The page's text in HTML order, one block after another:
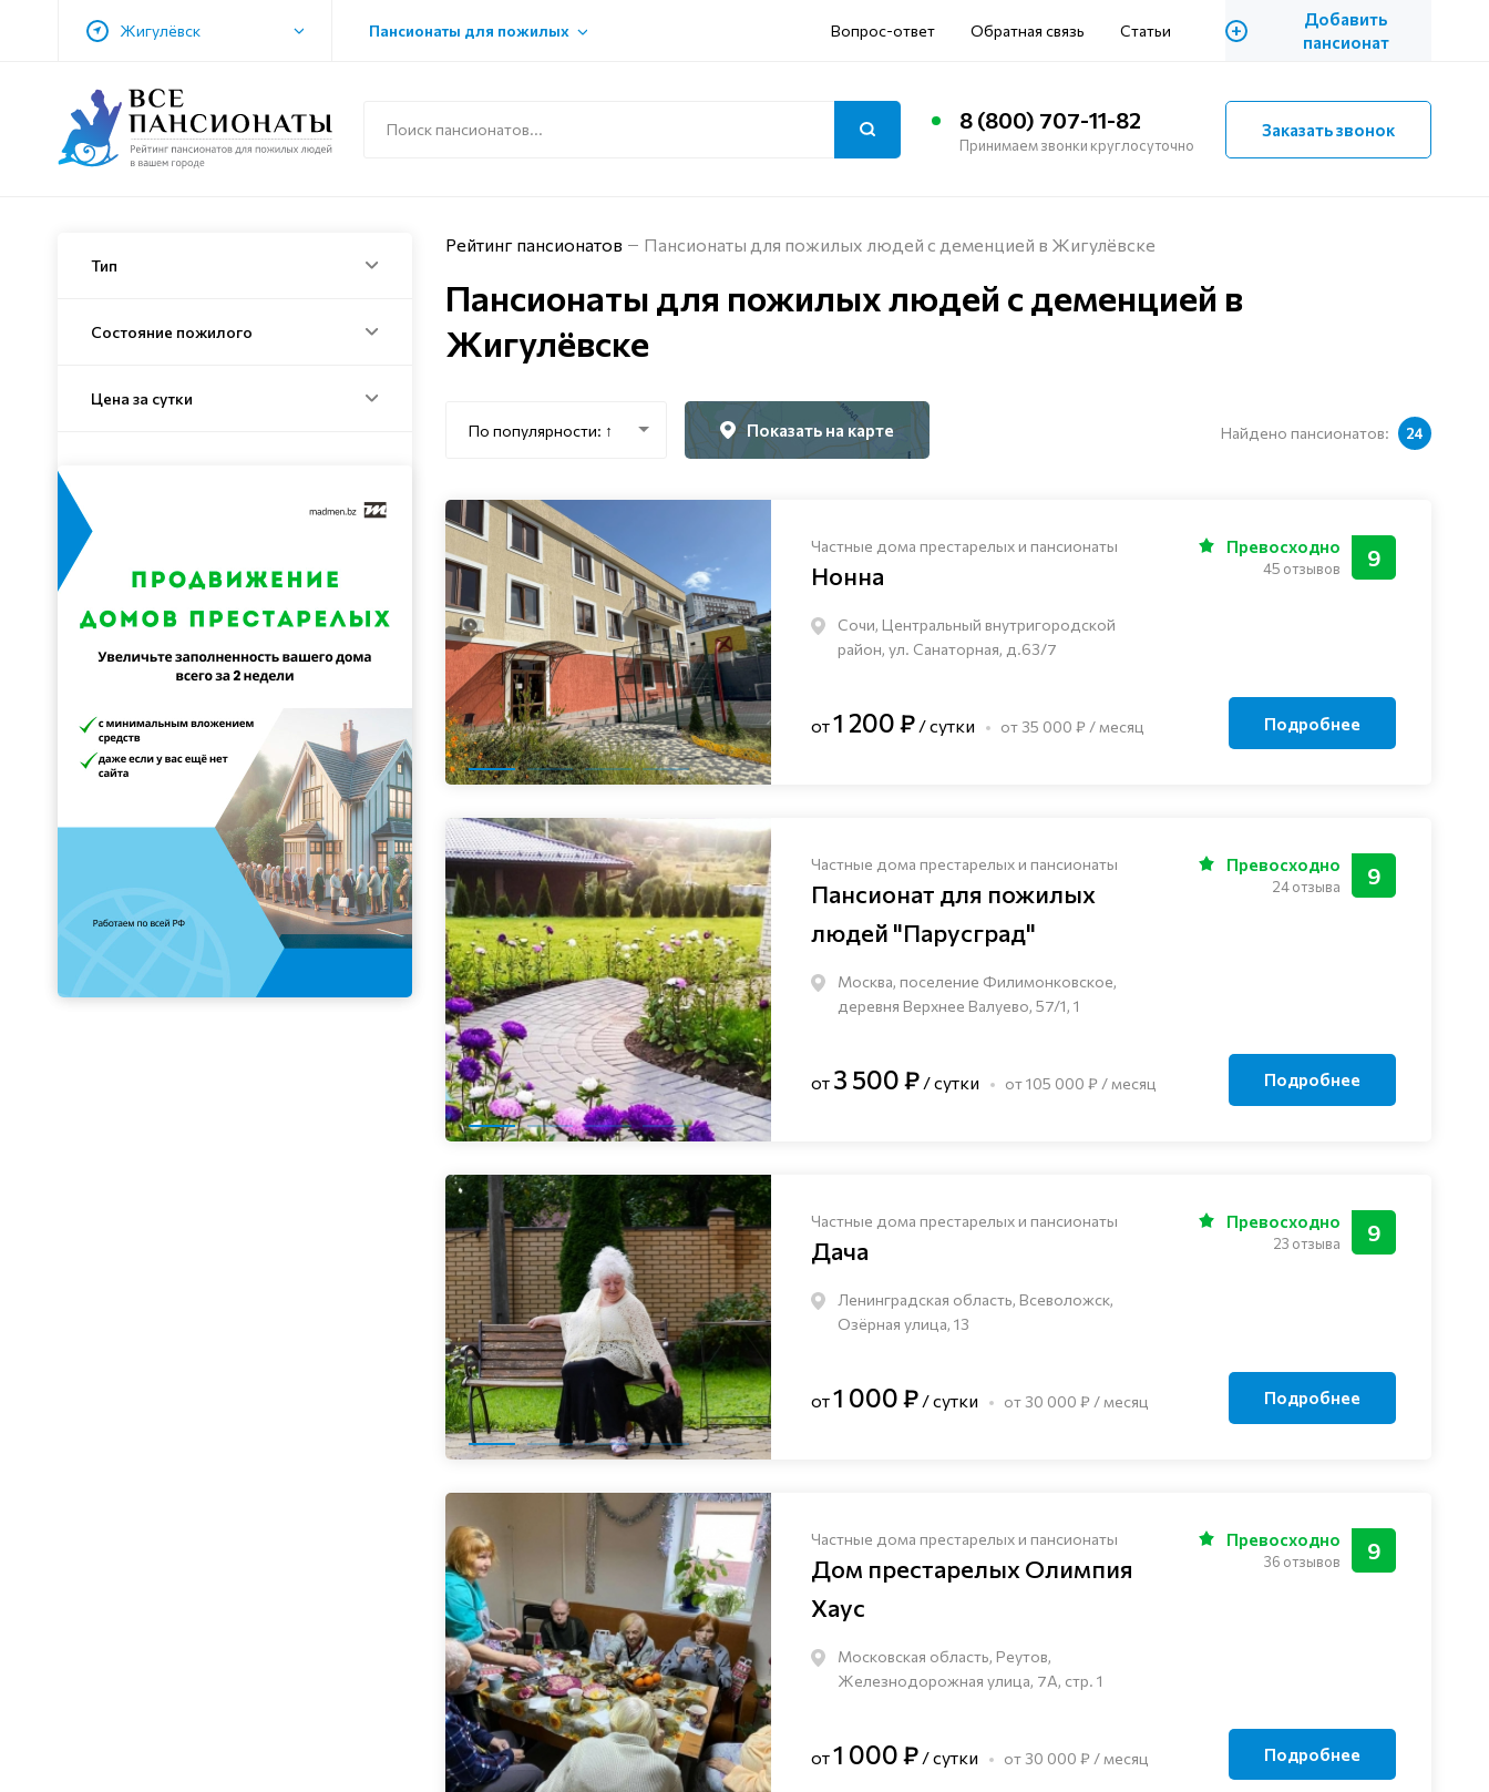
Жигулёвск Пансионаты для пожилых Вопрос-ответ Обратная связь Статьи +
Добавить
пансионат
8 (800) 707-11-82
Принимаем звонки круглосуточно
Заказать звонок
Тип
Состояние пожилого
Цена за сутки
Рейтинг пансионатов Пансионаты для пожилых людей с деменцией в Жигулёвске
Пансионаты для пожилых людей с деменцией в
Жигулёвске
По популярности: ↑ Показать на карте Найдено пансионатов: 24
Частные дома престарелых и пансионаты
Нонна
Сочи, Центральный внутригородской
район, ул. Санаторная, д.63/7
9
Превосходно
45 отзывов
от1 200 ₽ / сутки от 35 000 ₽ / месяц Подробнее
Частные дома престарелых и пансионаты
Пансионат для пожилых
людей "Парусград"
Москва, поселение Филимонковское,
деревня Верхнее Валуево, 57/1, 1
9
Превосходно
24 отзыва
от 3 500 ₽ / сутки от 105 000 ₽ / месяц Подробнее
Частные дома престарелых и пансионаты
Дача
Ленинградская область, Всеволожск,
Озёрная улица, 13
9
Превосходно
23 отзыва
от1 000 ₽ / сутки от 30 000 ₽ / месяц Подробнее
Частные дома престарелых и пансионаты
Дом престарелых Олимпия
Хаус
Московская область, Реутов,
Железнодорожная улица, 7А, стр. 1
9
Превосходно
36 отзывов
от1 000 ₽ / сутки от 30 000 ₽ / месяц Подробнее